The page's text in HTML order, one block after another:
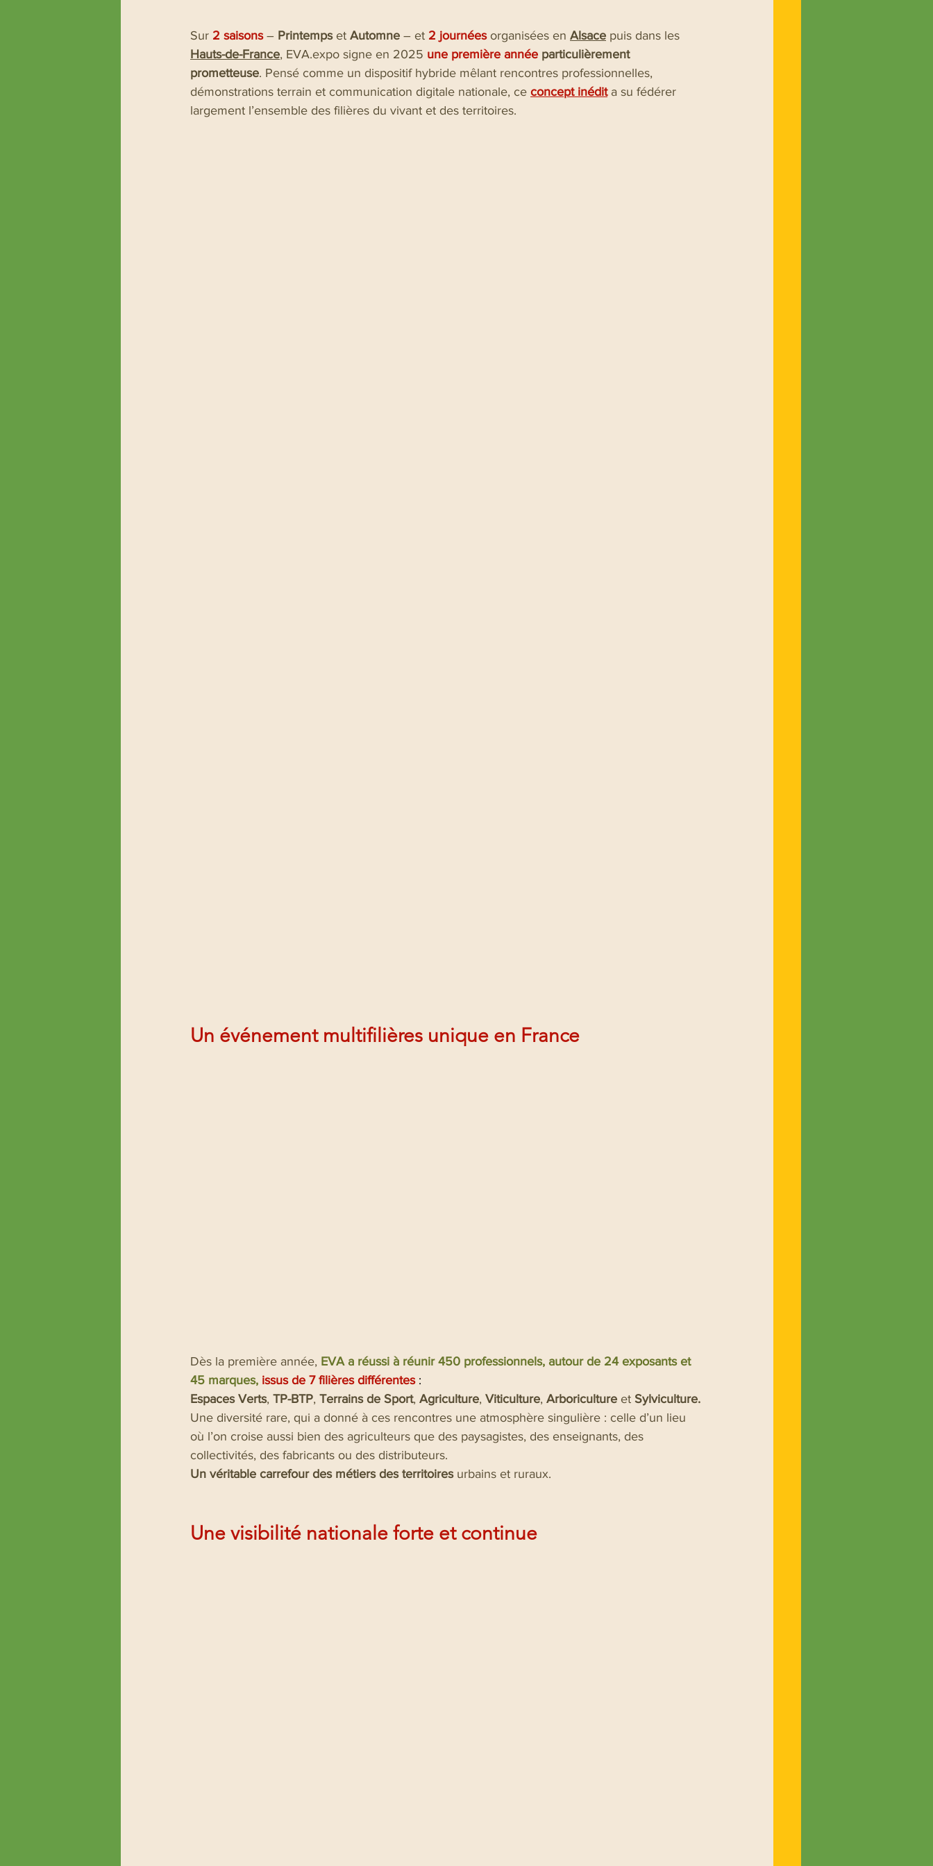
Sur 2 saisons – Printemps et Automne – et 2 journées organisées en Alsace puis dans les
Hauts-de-France, EVA.expo signe en 2025 une première année particulièrement
prometteuse. Pensé comme un dispositif hybride mêlant rencontres professionnelles,
démonstrations terrain et communication digitale nationale, ce concept inédit a su fédérer
largement l’ensemble des filières du vivant et des territoires.
Un événement multifilières unique en France
Dès la première année, EVA a réussi à réunir 450 professionnels, autour de 24 exposants et
45 marques, issus de 7 filières différentes :
Espaces Verts, TP-BTP, Terrains de Sport, Agriculture, Viticulture, Arboriculture et Sylviculture.
Une diversité rare, qui a donné à ces rencontres une atmosphère singulière : celle d’un lieu
où l’on croise aussi bien des agriculteurs que des paysagistes, des enseignants, des
collectivités, des fabricants ou des distributeurs.
Un véritable carrefour des métiers des territoires urbains et ruraux.
Une visibilité nationale forte et continue